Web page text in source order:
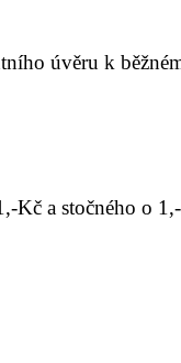
úvěru k
Kč a stočného o